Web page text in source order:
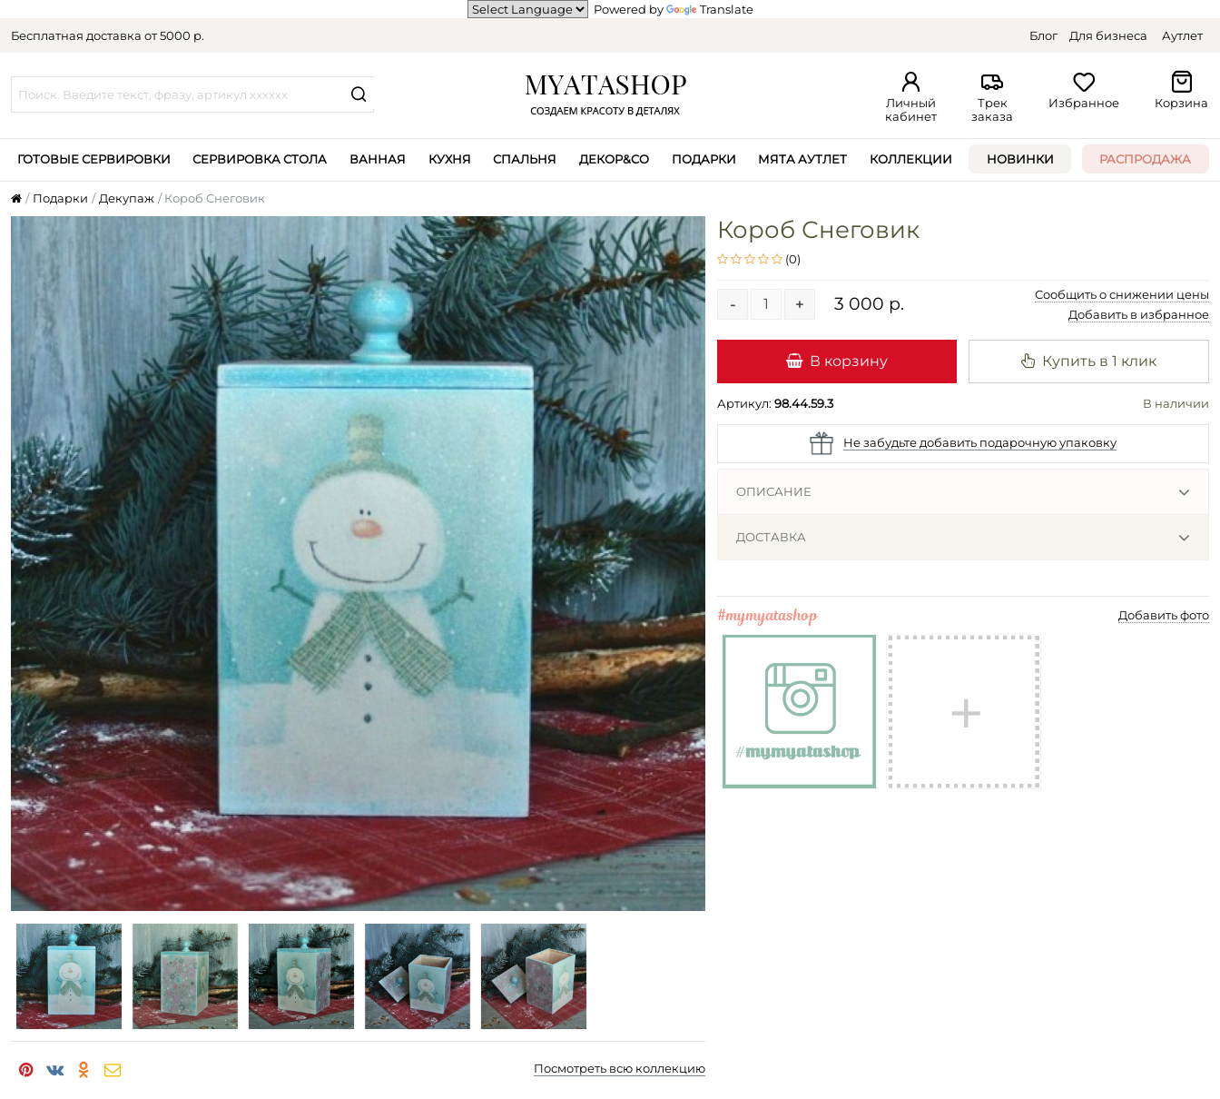
Powered by
Translate
Бесплатная доставка от 5000 р.
Блог Для бизнеса Аутлет
Личный
кабинет
Трек
заказа
Избранное Корзина
ГОТОВЫЕ СЕРВИРОВКИ СЕРВИРОВКА СТОЛА ВАННАЯ КУХНЯ СПАЛЬНЯ ДЕКОР&CO ПОДАРКИ МЯТА АУТЛЕТ КОЛЛЕКЦИИ НОВИНКИ РАСПРОДАЖА
Подарки Декупаж Короб Снеговик
Посмотреть всю коллекцию
Короб Снеговик
(0)
- + 3 000 р.
Сообщить о снижении цены
Добавить в избранное
В корзину Купить в 1 клик
Артикул: 98.44.59.3 В наличии
Не забудьте добавить подарочную упаковку
ОПИСАНИЕ
ДОСТАВКА
#mymyatashop Добавить фото